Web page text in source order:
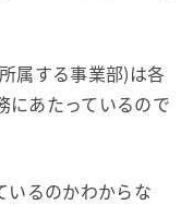
属する事業部)は各
にあたっているので
いるのかわからな